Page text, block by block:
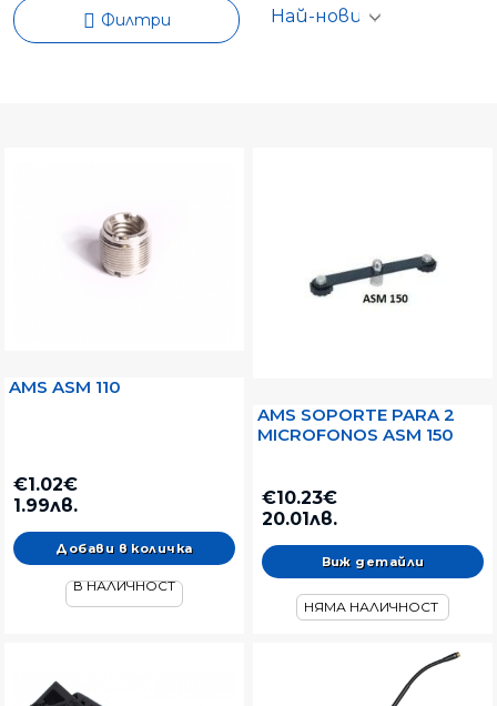
Филтри
AMS ASM 110
€1.02€
1.99лв.
В НАЛИЧНОСТ
AMS SOPORTE PARA 2
MICROFONOS ASM 150
€10.23€
20.01лв.
Виж детайли
НЯМА НАЛИЧНОСТ